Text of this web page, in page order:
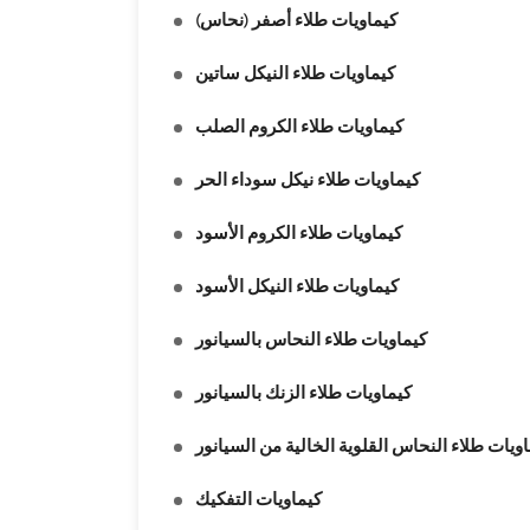
كيماويات طلاء أصفر (نحاس)
كيماويات طلاء النيكل ساتين
كيماويات طلاء الكروم الصلب
كيماويات طلاء نيكل سوداء الحر
كيماويات طلاء الكروم الأسود
كيماويات طلاء النيكل الأسود
كيماويات طلاء النحاس بالسيانور
كيماويات طلاء الزنك بالسيانور
طلاء النحاس القلوية الخالية من السيانور
كيماويات التفكيك